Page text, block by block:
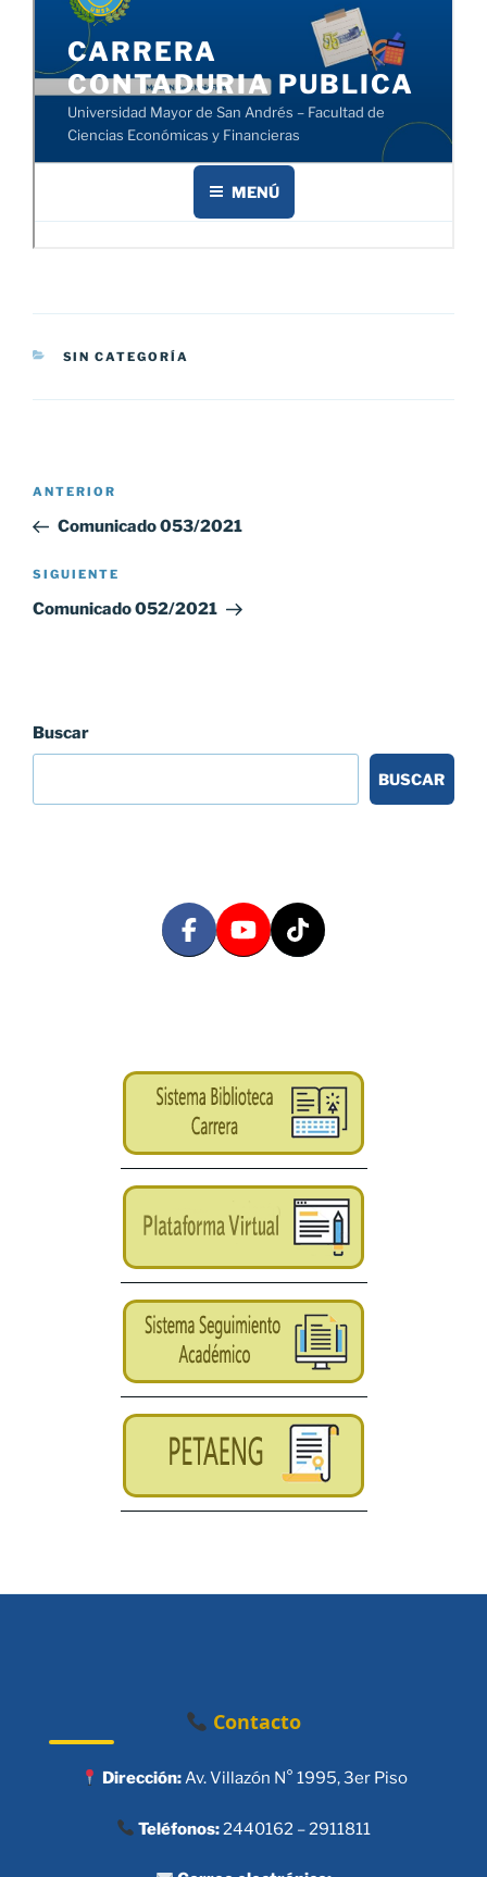
CATEGORÍAS
SIN CATEGORÍA
Navegación
entradas
Entrada
anterior:
ANTERIOR
Comunicado 053/2021
Siguiente
entrada
SIGUIENTE
Comunicado 052/2021
Buscar
BUSCAR
Contacto
Dirección:Av. Villazón N° 1995, 3er Piso
Teléfonos:2440162 – 2911811